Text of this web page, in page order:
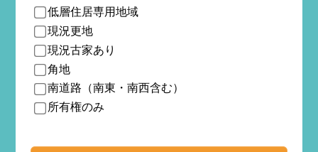
低層住居専用地域
現況更地
現況古家あり
角地
南道路（南東・南西含む）
所有権のみ